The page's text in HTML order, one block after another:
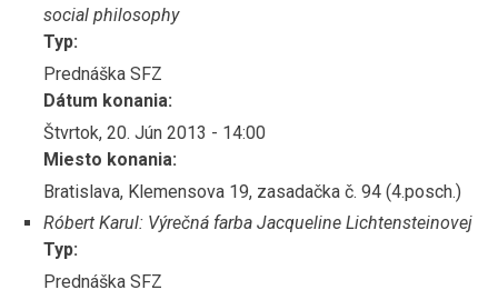
social philosophy
Typ:
Prednáška SFZ
Dátum konania:
Štvrtok, 20. Jún 2013 - 14:00
Miesto konania:
Bratislava, Klemensova 19, zasadačka č. 94 (4.posch.)
Róbert Karul: Výrečná farba Jacqueline Lichtensteinovej
Typ:
Prednáška SFZ